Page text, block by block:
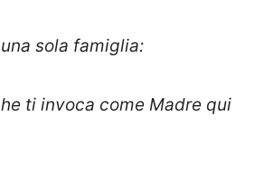
sola famiglia:
ti invoca come Madre qui